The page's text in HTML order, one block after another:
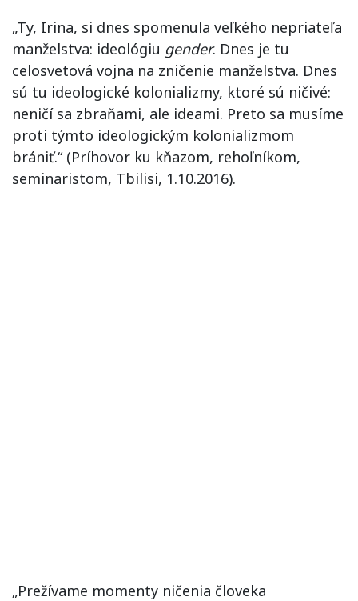
„Ty, Irina, si dnes spomenula veľkého nepriateľa
manželstva: ideológiu gender. Dnes je tu
celosvetová vojna na zničenie manželstva. Dnes
sú tu ideologické kolonializmy, ktoré sú ničivé:
neničí sa zbraňami, ale ideami. Preto sa musíme
proti týmto ideologickým kolonializmom
brániť.“ (Príhovor ku kňazom, rehoľníkom,
seminaristom, Tbilisi, 1.10.2016).
„Prežívame momenty ničenia človeka